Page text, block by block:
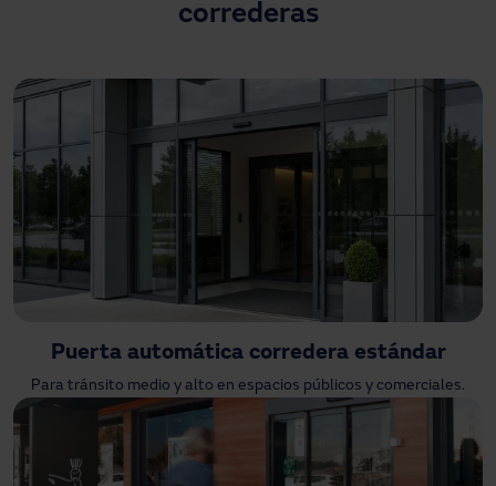
correderas
Puerta automática corredera estándar
Para tránsito medio y alto en espacios públicos y comerciales.